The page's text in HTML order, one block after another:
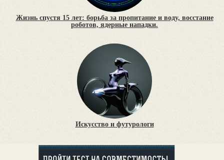
Жизнь спустя 15 лет: борьба за пропитание и воду, восстание
роботов, ядерные нападки.
Искусство и футурологи